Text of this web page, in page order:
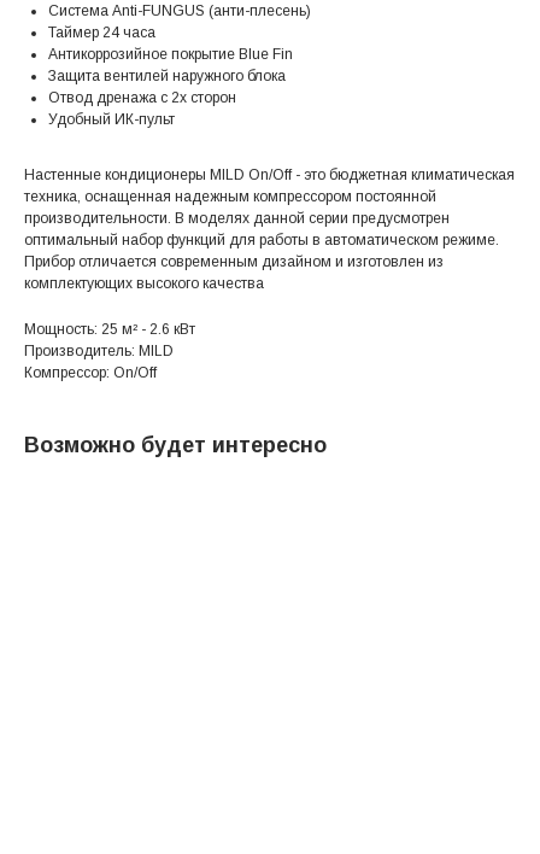
Система Anti-FUNGUS (анти-плесень)
Таймер 24 часа
Антикоррозийное покрытие Blue Fin
Защита вентилей наружного блока
Отвод дренажа с 2х сторон
Удобный ИК-пульт
Настенные кондиционеры MILD On/Off - это бюджетная климатическая
техника, оснащенная надежным компрессором постоянной
производительности. В моделях данной серии предусмотрен
оптимальный набор функций для работы в автоматическом режиме.
Прибор отличается современным дизайном и изготовлен из
комплектующих высокого качества
Мощность: 25 м² - 2.6 кВт
Производитель: MILD
Компрессор: On/Off
Возможно будет интересно